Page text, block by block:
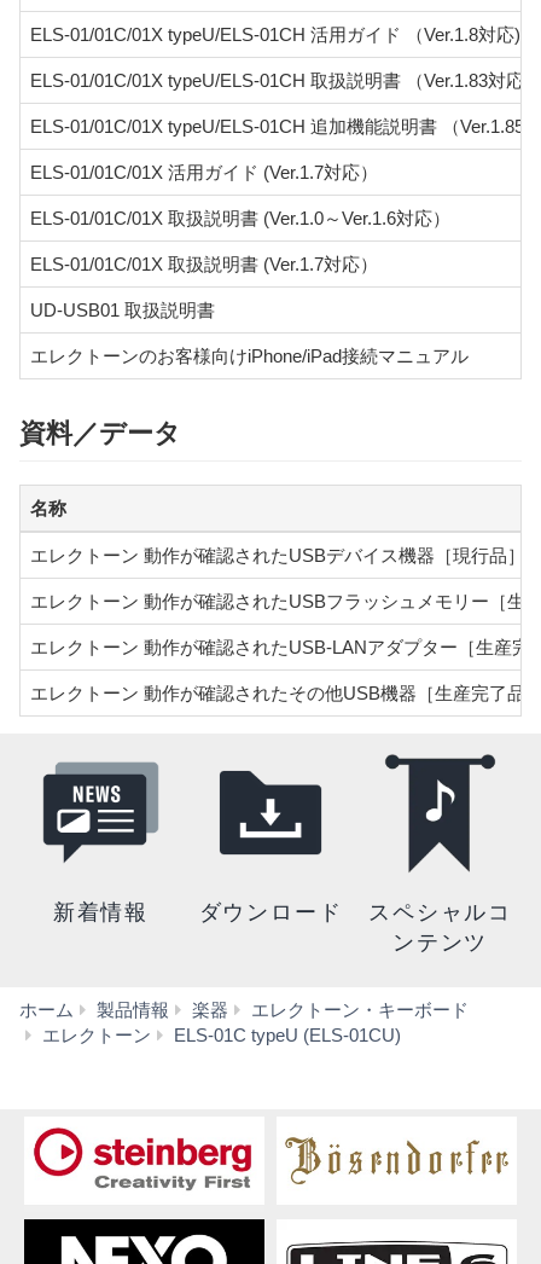
ELS-01/01C/01X typeU/ELS-01CH 活用ガイド （Ver.1.8対応)
ELS-01/01C/01X typeU/ELS-01CH 取扱説明書 （Ver.1.83対応)
ELS-01/01C/01X typeU/ELS-01CH 追加機能説明書 （Ver.1.85,
ELS-01/01C/01X 活用ガイド (Ver.1.7対応）
ELS-01/01C/01X 取扱説明書 (Ver.1.0～Ver.1.6対応）
ELS-01/01C/01X 取扱説明書 (Ver.1.7対応）
UD-USB01 取扱説明書
エレクトーンのお客様向けiPhone/iPad接続マニュアル
資料／データ
名称
エレクトーン 動作が確認されたUSBデバイス機器［現行品］
エレクトーン 動作が確認されたUSBフラッシュメモリー［生
エレクトーン 動作が確認されたUSB-LANアダプター［生産完
エレクトーン 動作が確認されたその他USB機器［生産完了品
新着情報 ダウンロード
スペシャルコ
ンテンツ
ホーム 製品情報 楽器
エレクトーン・キーボード
エレクトーン
ELS-01C typeU (ELS-01CU)
ー
ド